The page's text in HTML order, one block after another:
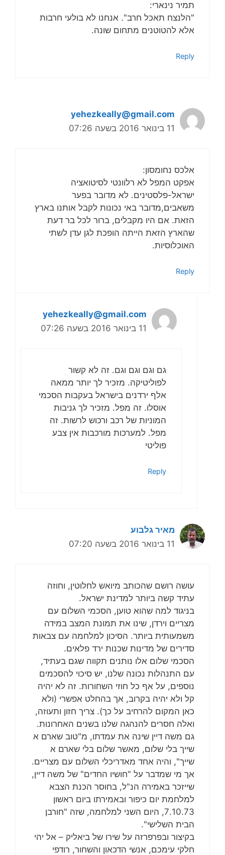
תמיר נינארי:
"הלנצח תאכל חרב". אנחנו לא בולעי חרבות
אלא להטוטנים מתחום שונה.
Reply
yehezkeally@gmail.com
11 בינואר 2016 בשעה 07:26
אלכס נחומסון:
אפקט המפל לא רלוונטי לסיטואציה
ישראל-פלסטינים. לא מדובר בפער
משאבים,מדובר באי נכונות לקבל אותנו בארץ
הזאת. אם היו מקבלים, ברור לכל בר דעת
שהארץ הזאת הייתה הופכת לגן עדן לשתי
האוכלוסיות.
Reply
yehezkeally@gmail.com
11 בינואר 2016 בשעה 07:26
גם וגם וגם וגם. זה לא קשור
לפוליטיקה. מזכיר לך יותר ממאה
אלף ירדנים בישראל בעקבות הסכמי
אוסלו. זה מפל. מזכיר לך גניבות
המוניות של רכב ורכוש לרשות. זה
מפל. למערכות מורכבות אין צבע
פוליטי
Reply
מאיר גלבוע
11 בינואר 2016 בשעה 07:20
עושה רושם שהכותב מיואש לחלוטין, וחוזה
עתיד קשה ביותר למדינת ישראל.
בניגוד למה שהוא טוען, הסכמי השלום עם
מצריים וירדן, שינו את תמונת המצב במידה
משמעותית ביותר. הסיכון למלחמה עם צבאות
סדירים של מדינות שכנות ירד פלאים.
הסכמי שלום אלו נותנים תקווה שגם בעתיד,
עם התנהלות נכונה שלנו, יש סיכוי להסכמים
נוספים, על אף כל חוזי השחורות. זה לא יהיה
קל ולא יהיה בקרוב, אך בהחלט אפשרי (ולא
כאן המקום להרחיב על כך). צריך חזון ותעוזה,
ואלה חסרים להנהגה שלנו בשנים האחרונות.
גם משה דיין שינה את עמדתו, מ"טוב שארם א
שייך בלי שלום, מאשר שלום בלי שארם א
שייך", והיה אחד מאדריכלי השלום עם מצריים.
אך מי שמדבר על "חושיו החדים" של משה דיין,
שייזכר באמירה הנ"ל, בחוסר הכנת הצבא
למלחמת יום כיפור ובאמירתו ביום ראשון
7.10.73, היום השני למלחמה, שזה "חורבן
הבית השלישי".
בקיצור ובפרפרזה על שירו של ביאליק – אל יהי
חלקי עימכם, אנשי הדכאון והשחור, רודפי